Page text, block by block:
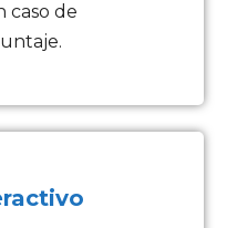
caso de